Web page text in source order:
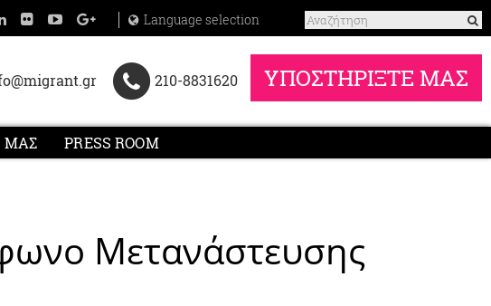
Language selection
210-8831620 ΥΠΟΣΤΗΡΙΞΤΕ ΜΑΣ
ΜΑΣ PRESS ROOM
Μετανάστευσης